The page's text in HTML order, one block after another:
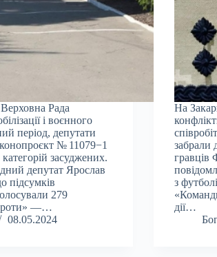
Рада
і воєнного
період, депутати
№ 11079−1
засуджених.
депутат Ярослав
підсумків
279
—…
08.05.2024
На
забрали
з
дії…